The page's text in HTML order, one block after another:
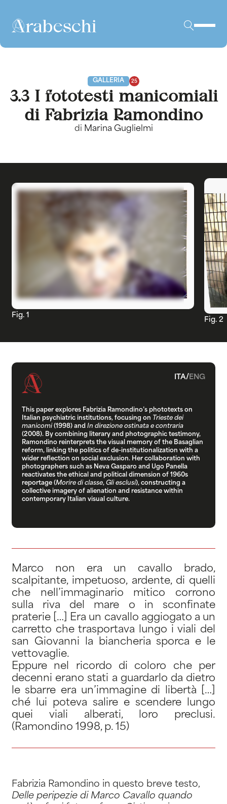
GALLERIA 25
3.3 I fototesti manicomiali
di Fabrizia Ramondino
di Marina Guglielmi
Fig. 1
Fig. 2
ITA/ENG
This paper explores Fabrizia Ramondino’s phototexts on
Italian psychiatric institutions, focusing on Trieste dei
manicomi(1998) and In direzione ostinata e contraria
(2008). By combining literary and photographic testimony,
Ramondino reinterprets the visual memory of the Basaglian
reform, linking the politics of de-institutionalization with a
wider reflection on social exclusion. Her collaboration with
photographers such as Neva Gasparo and Ugo Panella
reactivates the ethical and political dimension of 1960s
reportage (Morire di classe, Gli esclusi), constructing a
collective imagery of alienation and resistance within
contemporary Italian visual culture.
Marco non era un cavallo brado,
scalpitante, impetuoso, ardente, di quelli
che nell’immaginario mitico corrono
sulla riva del mare o in sconfinate
praterie […] Era un cavallo aggiogato a un
carretto che trasportava lungo i viali del
san Giovanni la biancheria sporca e le
vettovaglie.
Eppure nel ricordo di coloro che per
decenni erano stati a guardarlo da dietro
le sbarre era un’immagine di libertà […]
ché lui poteva salire e scendere lungo
quei viali alberati, loro preclusi.
(Ramondino 1998, p. 15)
Fabrizia Ramondino in questo breve testo,
Delle peripezie di Marco Cavallo quando